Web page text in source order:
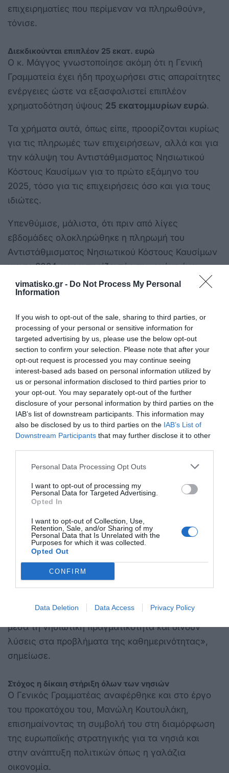
vimatisko.gr - Do Not Process My Personal
Information
If you wish to opt-out of the sale, sharing to third parties, or
processing of your personal or sensitive information for
targeted advertising by us, please use the below opt-out
section to confirm your selection. Please note that after your
opt-out request is processed you may continue seeing
interest-based ads based on personal information utilized by
us or personal information disclosed to third parties prior to
your opt-out. You may separately opt-out of the further
disclosure of your personal information by third parties on the
IAB’s list of downstream participants. This information may
also be disclosed by us to third parties on the IAB’s List of
Downstream Participants that may further disclose it to other
Personal Data Processing Opt Outs
I want to opt-out of processing my
Personal Data for Targeted Advertising.
Opted In
I want to opt-out of Collection, Use,
Retention, Sale, and/or Sharing of my
Personal Data that Is Unrelated with the
Purposes for which it was collected.
Opted Out
CONFIRM
Data Deletion Data Access Privacy Policy
επιχειρηματίες που περίμεναν να πληρωθούν»,
τόνισε.
Διεκδικούνται επιπλέον 25 εκατ. ευρώ
Ο κ. Μάγγος γνωστοποίησε ακόμη ότι η Γενική
Γραμματεία έχει ήδη προχωρήσει στις απαραίτητες
ενέργειες ώστε να εξασφαλιστεί επιπλέον
χρηματοδότηση ύψους 25 εκατομμυρίων ευρώ.
Τα χρήματα αυτά, όπως είπε, προορίζονται κυρίως
για τις πληρωμές των επιχειρήσεων, αλλά και για
την κάλυψη του Αντιστάθμισματος Νησιωτικού
Κόστους Καυσίμων για το πρώτο εξάμηνο του
2025, τόσο για τις επιχειρήσεις όσο και για τους
ιδιώτες.
Υπενθύμισε, μάλιστα, ότι πριν από λίγες
εβδομάδες ολοκληρώθηκε η πληρωμή του
Αντιστάθμισματος Νησιωτικού Κόστους Καυσίμων
για το 2024, χαρακτηρίζοντάς την ακόμη ένα
σημαντικό βήμα στην υλοποίηση του Μεταφορικού
Ισοδύναμου.
“Η νησιωτικότητα δεν μπορεί να αντιμετωπίζεται από
ένα γραφείο στην Αθήνα”
Κατά τη διάρκεια της συνέντευξης ο Φώτης
Μάγγος αναφέρθηκε και στη σημασία της
εμπειρίας που αποκτά κάποιος ζώντας σε ένα
μικρό νησί.
«Προέρχομαι από ένα πολύ μικρό νησί και
γνωρίζω τι σημαίνει απομόνωση, διπλή
νησιωτικότητα, υποστελέχωση και έλλειψη
βασικών υπηρεσιών. Αυτή η εμπειρία με βοηθά να
κατανοώ τις πραγματικές ανάγκες των
Υπογράμμισε ότι η χάραξη πολιτικής για τα νησιά
δεν μπορεί να γίνεται αποκλειστικά από την
Αθήνα, αλλά απαιτεί γνώση της καθημερινότητας
και των προβλημάτων που αντιμετωπίζουν οι
τοπικές κοινωνίες.
«Όταν δυσκολεύεται η οικονομία, πρώτα
αυτό χρειάζονται πολιτικές που γνωρίζουν από
μέσα τη νησιωτική πραγματικότητα και δίνουν
λύσεις στα προβλήματα της καθημερινότητας»,
σημείωσε.
Στόχος η δίκαιη στήριξη όλων των νησιών
Ο Γενικός Γραμματέας αναφέρθηκε και στο έργο
του προκατόχου του, Μανώλη Κουτουλάκη,
επισημαίνοντας τη συμβολή του στη διαμόρφωση
της ευρωπαϊκής στρατηγικής για τα νησιά και
στην ανάπτυξη πολιτικών όπως η γαλάζια
οικονομία.